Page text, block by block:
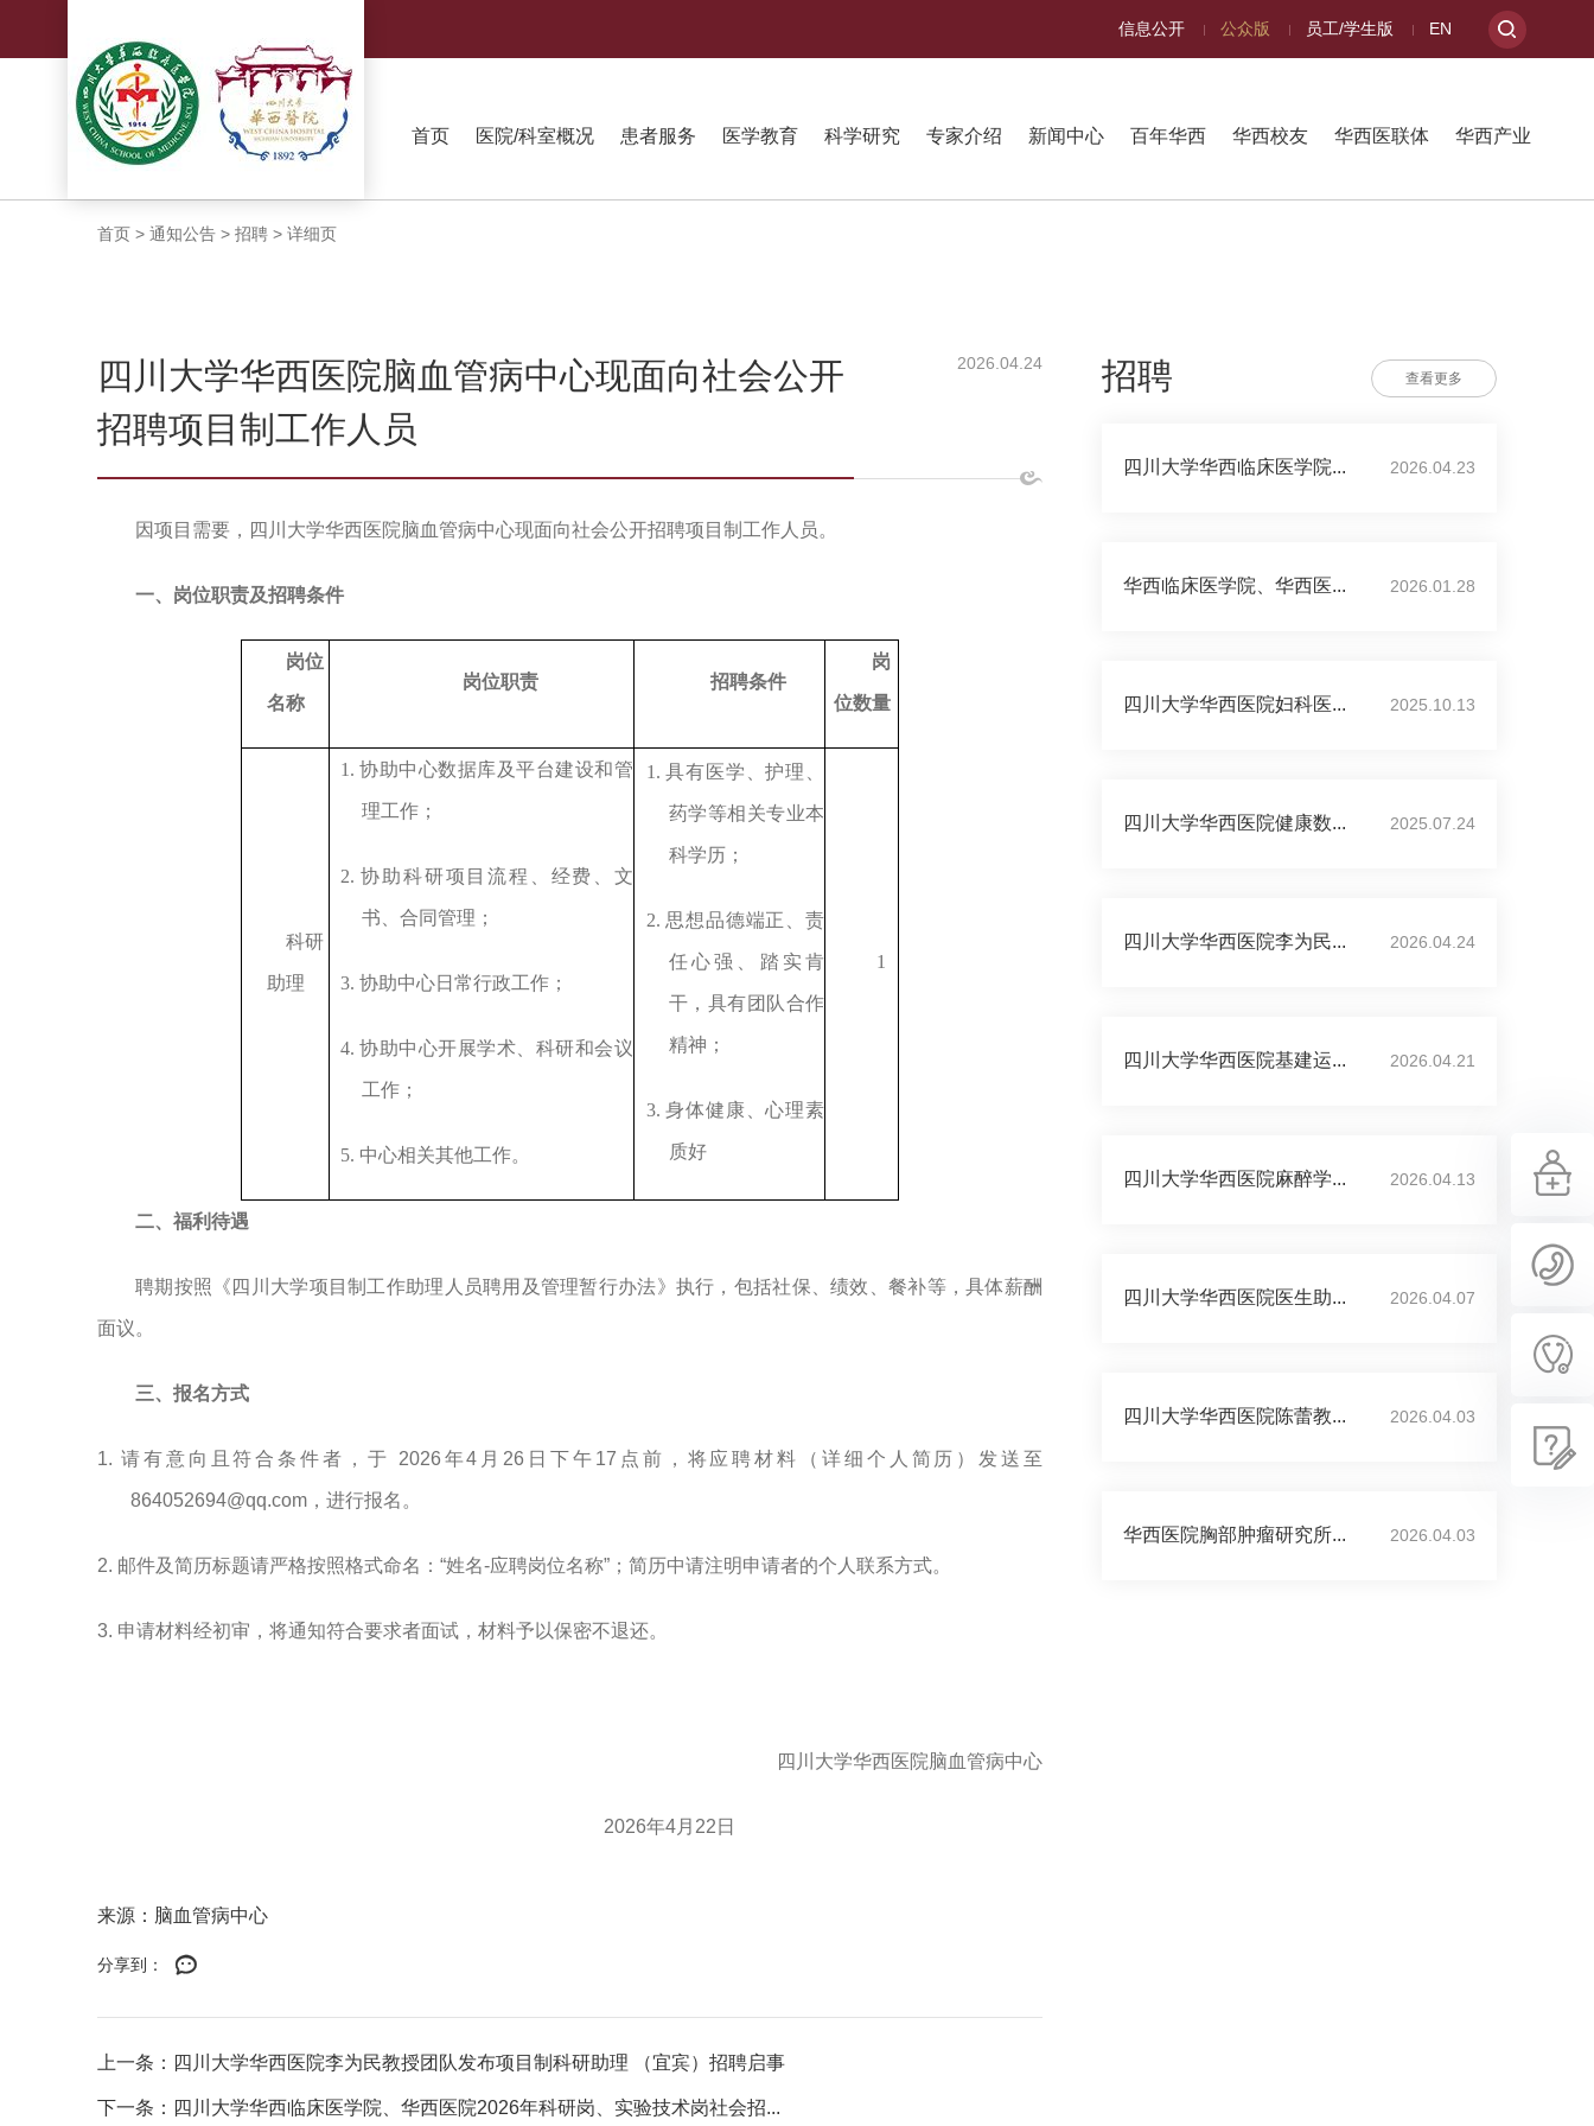
信息公开 公众版 员工/学生版 EN
首页 医院/科室概况 患者服务 医学教育 科学研究 专家介绍 新闻中心 百年华西 华西校友 华西医联体 华西产业
首页 > 通知公告 > 招聘 > 详细页
四川大学华西医院脑血管病中心现面向社会公开
招聘项目制工作人员
2026.04.24
因项目需要，四川大学华西医院脑血管病中心现面向社会公开招聘项目制工作人员。
一、岗位职责及招聘条件
岗位
名称
岗位职责 招聘条件
岗
位数量
科研
助理
1.协助中心数据库及平台建设和管
理工作；
2.协助科研项目流程、经费、文
书、合同管理；
3. 协助中心日常行政工作；
4.协助中心开展学术、科研和会议
工作；
5. 中心相关其他工作。
1.具有医学、护理、
药学等相关专业本
科学历；
2. 思想品德端正、责
任心强、踏实肯
干，具有团队合作
精神；
3.身体健康、心理素
质好
1
二、福利待遇
聘期按照《四川大学项目制工作助理人员聘用及管理暂行办法》执行， 包括社保、绩效、餐补等，具体薪酬
面议。
三、报名方式
1. 请有意向且符合条件者，于 2026 年4 月 26 日下午 17点 前，将应聘材料（详细个人简历）发送至
864052694@qq.com ，进行报名。
2. 邮件及简历标题请严格按照格式命名： “姓名-应聘岗位名称” ；简历中请注明申请者的个人联系方式。
3. 申请材料经初审，将通知符合要求者面试，材料予以保密不退还。
四川大学华西医院脑血管病中心
2026年4月 22 日
来源：脑血管病中心
分享到：
上一条：四川大学华西医院李为民教授团队发布项目制科研助理 （宜宾）招聘启事
下一条：四川大学华西临床医学院、华西医院2026年科研岗、实验技术岗社会招...
招聘 查看更多
四川大学华西临床医学院... 2026.04.23
华西临床医学院、华西医... 2026.01.28
四川大学华西医院妇科医... 2025.10.13
四川大学华西医院健康数... 2025.07.24
四川大学华西医院李为民... 2026.04.24
四川大学华西医院基建运... 2026.04.21
四川大学华西医院麻醉学... 2026.04.13
四川大学华西医院医生助... 2026.04.07
四川大学华西医院陈蕾教... 2026.04.03
华西医院胸部肿瘤研究所... 2026.04.03